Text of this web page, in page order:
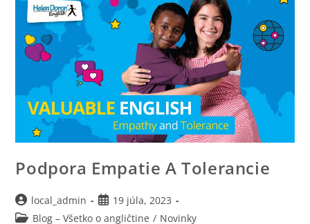
Podpora Empatie A Tolerancie
local_admin
19 júla, 2023
Blog – Všetko o angličtine / Novinky